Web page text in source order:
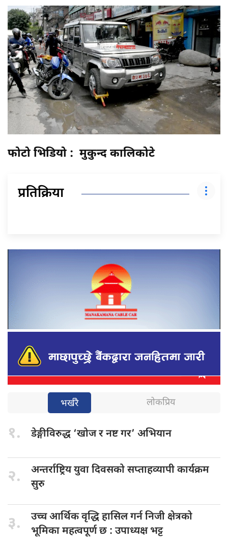
फोटो भिडियो : मुकुन्द कालिकोटे
प्रतिक्रिया
भर्खरै लोकप्रिय
१. डेङ्गीविरुद्ध ‘खोजर नष्ट गर’ अभियान
२. अन्तर्राष्ट्रिय युवादिवसको सप्ताहव्यापी कार्यक्रम
सुरु
३. उच्च आर्थिकवृद्धि हासिल गर्न निजी क्षेत्रको
भूमिका महत्वपूर्ण छ : उपाध्यक्ष भट्ट